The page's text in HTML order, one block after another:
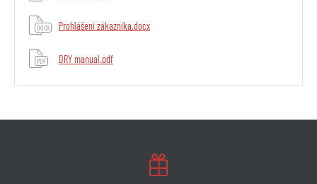
DOCX Prohlášení zákazníka.docx
PDF DRY manual.pdf